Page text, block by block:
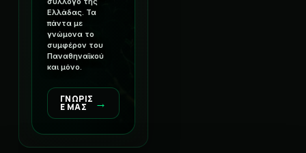
Ελλάδας. Τα
πάντα με
γνώμονα το
συμφέρον του
Παναθηναϊκού
και μόνο.
ΓΝΩΡΙΣ
Ε ΜΑΣ →